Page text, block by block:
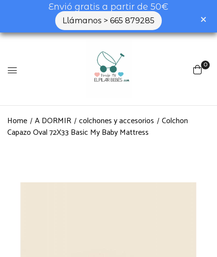
Envió gratis a partir de 50€
Llámanos > 665 879285
0
Home A DORMIR colchones y accesorios
Colchon
Capazo Oval 72X33 Basic My Baby Mattress